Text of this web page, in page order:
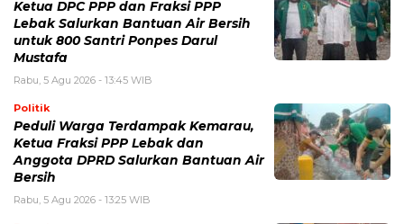
Ketua DPC PPP dan Fraksi PPP
Lebak Salurkan Bantuan Air Bersih
untuk 800 Santri Ponpes Darul
Mustafa
Rabu, 5 Agu 2026 - 13:45 WIB
Politik
Peduli Warga Terdampak Kemarau,
Ketua Fraksi PPP Lebak dan
Anggota DPRD Salurkan Bantuan Air
Bersih
Rabu, 5 Agu 2026 - 13:25 WIB